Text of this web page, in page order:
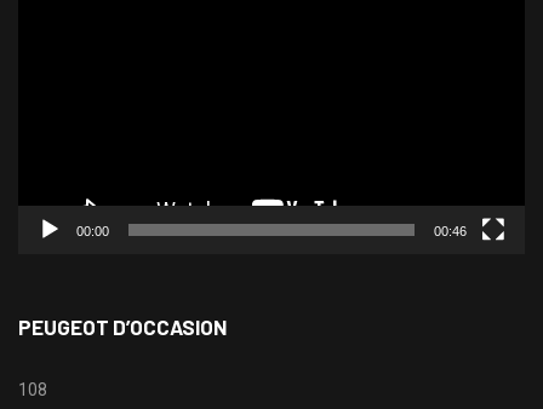
00:00 00:46
PEUGEOT D’OCCASION
108